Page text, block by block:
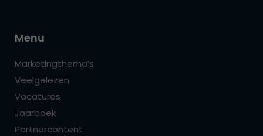
Menu
Marketingthema’s
Veelgelezen
Vacatures
Jaarboek
Partnercontent